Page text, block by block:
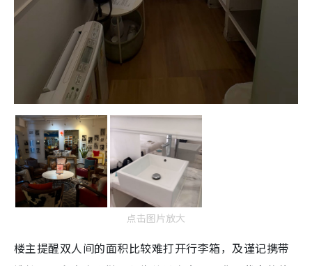
点击图片放大
楼主提醒双人间的面积比较难打开行李箱，及谨记携带